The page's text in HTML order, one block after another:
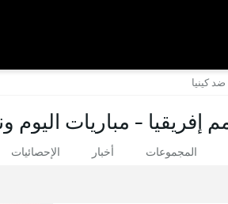
كينيا
- مباريات اليوم
المجموعات أخبار الإحصائيات